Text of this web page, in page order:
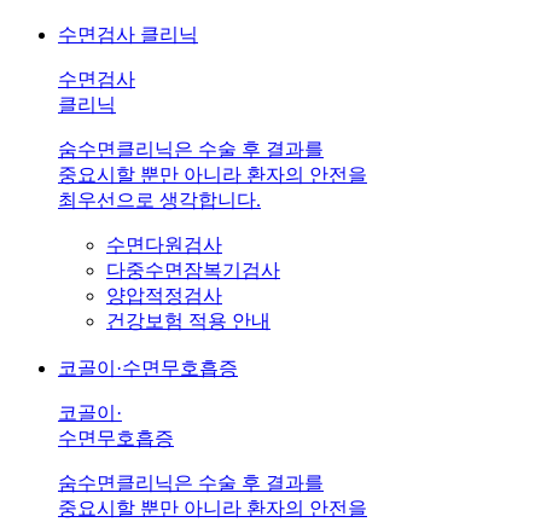
수면검사 클리닉
수면검사
클리닉
숨수면클리닉은 수술 후 결과를
중요시할 뿐만 아니라 환자의 안전을
최우선으로 생각합니다.
수면다원검사
다중수면잠복기검사
양압적정검사
건강보험 적용 안내
코골이·수면무호흡증
코골이·
수면무호흡증
숨수면클리닉은 수술 후 결과를
중요시할 뿐만 아니라 환자의 안전을